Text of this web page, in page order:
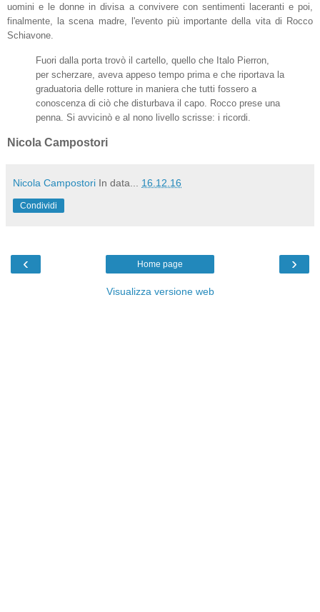
uomini e le donne in divisa a convivere con sentimenti laceranti e poi,
finalmente, la scena madre, l'evento più importante della vita di Rocco
Schiavone.
Fuori dalla porta trovò il cartello, quello che Italo Pierron,
per scherzare, aveva appeso tempo prima e che riportava la
graduatoria delle rotture in maniera che tutti fossero a
conoscenza di ciò che disturbava il capo. Rocco prese una
penna. Si avvicinò e al nono livello scrisse: i ricordi.
Nicola Campostori
Nicola Campostori In data... 16.12.16
Condividi
‹ ›
Home page
Visualizza versione web